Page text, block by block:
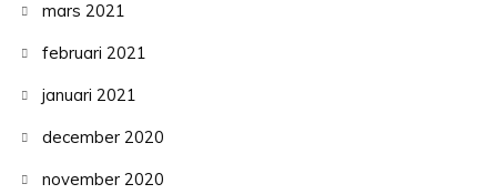
mars 2021
februari 2021
januari 2021
december 2020
november 2020